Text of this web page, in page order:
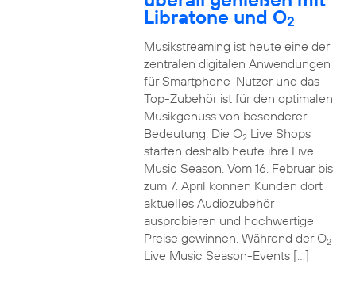
Libratone und O2
Musikstreaming ist heute eine der
zentralen digitalen Anwendungen
für Smartphone-Nutzer und das
Top-Zubehör ist für den optimalen
Musikgenuss von besonderer
Bedeutung. Die O2Live Shops
starten deshalb heute ihre Live
Music Season. Vom 16. Februar bis
zum 7. April können Kunden dort
aktuelles Audiozubehör
ausprobieren und hochwertige
Preise gewinnen. Während der O2
Live Music Season-Events […]